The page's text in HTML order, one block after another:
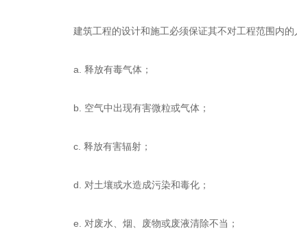
建筑工程的设计和施工必须保证其不对工程范围内
a. 释放有毒气体；
b. 空气中出现有害微粒或气体；
c. 释放有害辐射；
d. 对土壤或水造成污染和毒化；
e. 对废水、烟、废物或废液清除不当；